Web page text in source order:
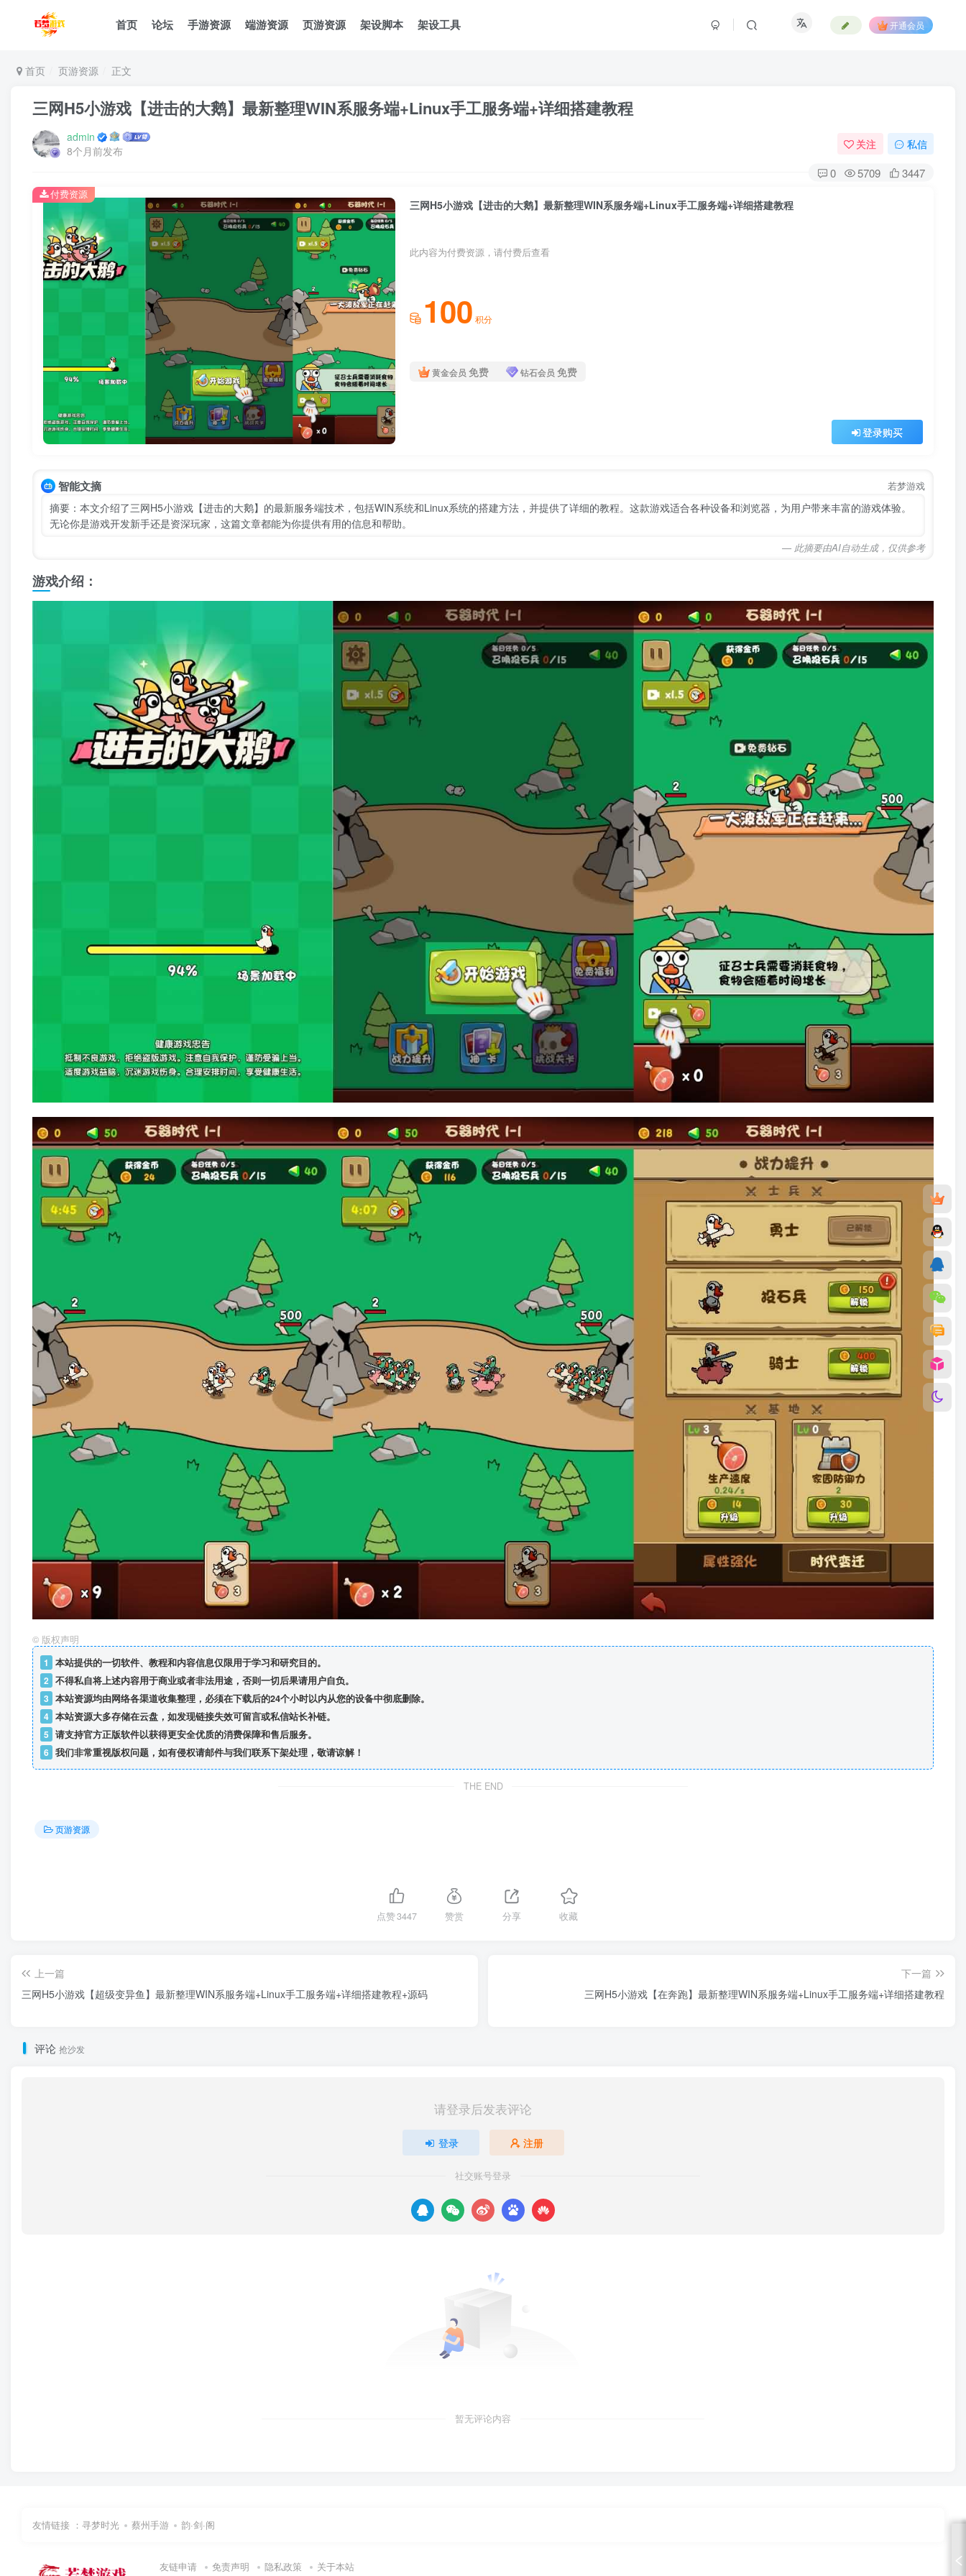
首页 论坛 手游资源 端游资源 页游资源 架设脚本 架设工具 开通会员
首页 页游资源 正文
三网H5小游戏【进击的大鹅】最新整理WIN系服务端+Linux手工服务端+详细搭建教程
admin
8个月前发布
关注 私信
0 5709 3447
三网H5小游戏【进击的大鹅】最新整理WIN系服务端+Linux手工服务端+详细搭建教程
此内容为付费资源，请付费后查看
100 积分
黄金会员 免费 钻石会员 免费
登录购买
付费资源
智能文摘 若梦游戏
摘要：本文介绍了三网H5小游戏【进击的大鹅】的最新服务端技术，包括WIN系统和Linux系统的搭建方法，并提供了详细的教程。这款游戏适合各种设备和浏览器，为用户带来丰富的游戏体验。
无论你是游戏开发新手还是资深玩家，这篇文章都能为你提供有用的信息和帮助。
— 此摘要由AI自动生成，仅供参考
游戏介绍：
© 版权声明
1
本站提供的一切软件、教程和内容信息仅限用于学习和研究目的。
2 不得私自将上述内容用于商业或者非法用途，否则一切后果请用户自负。
3 本站资源均由网络各渠道收集整理，必须在下载后的24个小时以内从您的设备中彻底删除。
4 本站资源大多存储在云盘，如发现链接失效可留言或私信站长补链。
5 请支持官方正版软件以获得更安全优质的消费保障和售后服务。
6 我们非常重视版权问题，如有侵权请邮件与我们联系下架处理，敬请谅解！
THE END
页游资源
点赞3447 赞赏 分享 收藏
上一篇
三网H5小游戏【超级变异鱼】最新整理WIN系服务端+Linux手工服务端+详细搭建教程+源码
下一篇
三网H5小游戏【在奔跑】最新整理WIN系服务端+Linux手工服务端+详细搭建教程
评论 抢沙发
请登录后发表评论
登录 注册
社交账号登录
暂无评论内容
友情链接 ： 寻梦时光 蔡州手游 韵·剑·阁
友链申请 免责声明 隐私政策 关于本站